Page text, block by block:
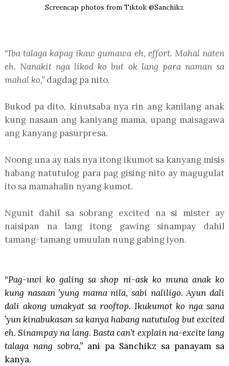
Screencap photos from Tiktok @Sanchikz
“Iba talaga kapag ikaw gumawa eh, effort. Mahal naten
eh. Nanakit nga likod ko but ok lang para naman sa
mahal ko,”dagdag pa nito.
Bukod pa dito, kinutsaba nya rin ang kanilang anak
kung nasaan ang kaniyang mama, upang maisagawa
ang kanyang pasurpresa.
Noong una ay nais nya itong ikumot sa kanyang misis
habang natutulog para pag gising nito ay magugulat
ito sa mamahalin nyang kumot.
Ngunit dahil sa sobrang excited na si mister ay
naisipan na lang itong gawing sinampay dahil
tamang-tamang umuulan nung gabing iyon.
“Pag-uwi ko galing sa shop ni-ask ko muna anak ko
kung nasaan ’yung mama nila, sabi naliligo. Ayun dali
dali akong umakyat sa rooftop. Ikukumot ko nga sana
’yun kinabukasan sa kanya habang natutulog but excited
eh. Sinampay na lang. Basta can’t explain na-excite lang
talaga nang sobra,”ani pa Sanchikz sa panayam sa
kanya.